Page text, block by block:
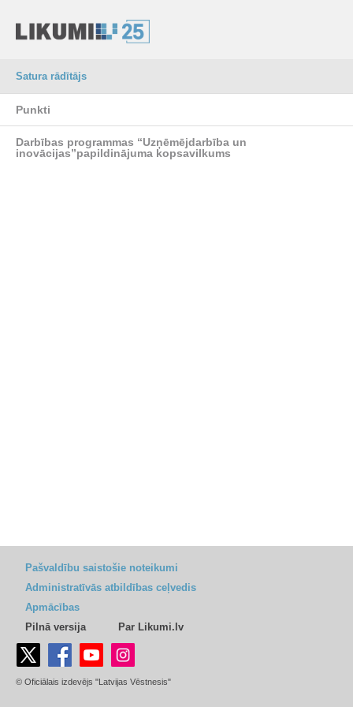
Satura rādītājs
Punkti
Darbības programmas “Uzņēmējdarbība un
inovācijas”papildinājuma kopsavilkums
Pašvaldību saistošie noteikumi
Administratīvās atbildības ceļvedis
Apmācības
Pilnā versija
Par Likumi.lv
© Oficiālais izdevējs "Latvijas Vēstnesis"